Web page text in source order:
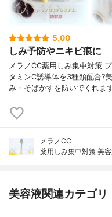
5.00
しみ予防やニキビ痕に
メラノCC薬用しみ集中対策
タミンC誘導体を3種類配合?
み・そばかすを防いでくれま
メラノCC
薬用しみ集中対策 美
美容液関連カテゴ